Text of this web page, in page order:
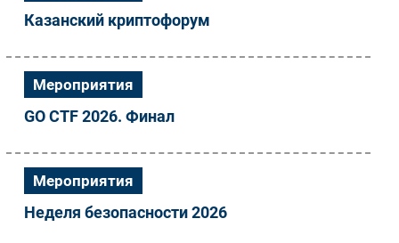
Казанский криптофорум
Мероприятия
GO CTF 2026. Финал
Мероприятия
Неделя безопасности 2026